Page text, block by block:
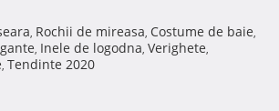
, Rochii de mireasa, Costume de baie,
, Inele de logodna, Verighete,
, Tendinte 2020